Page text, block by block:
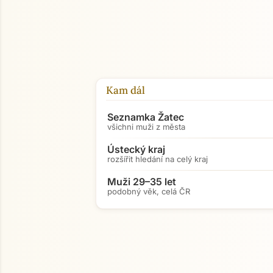
Kam dál
Seznamka Žatec
všichni muži z města
Ústecký kraj
rozšířit hledání na celý kraj
Muži 29–35 let
podobný věk, celá ČR